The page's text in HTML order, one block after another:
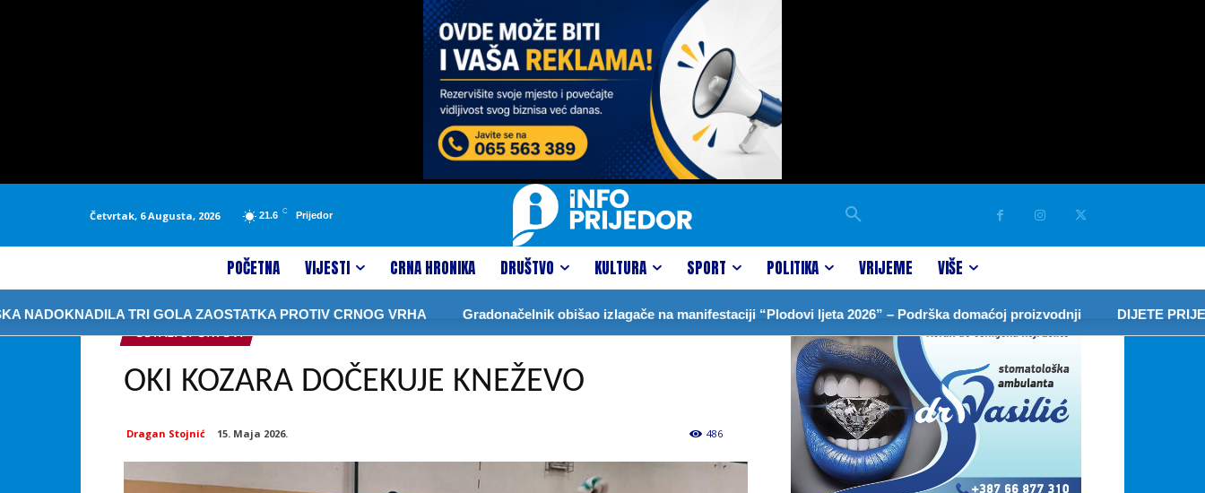
Četvrtak, 6 Augusta, 2026 21.6 C Prijedor
POČETNA VIJESTI CRNA HRONIKA DRUŠTVO KULTURA SPORT POLITIKA VRIJEME VIŠE
TRI GOLA ZAOSTATKA PROTIV CRNOG VRHA Gradonačelnik obišao izlagače na manifestaciji “Plodovi ljeta 2026” – Podrška domaćoj proizvodnji DIJETE
OSTALI SPORTOVI
OKI KOZARA DOČEKUJE KNEŽEVO
Dragan Stojnić 15. Maja 2026. 486